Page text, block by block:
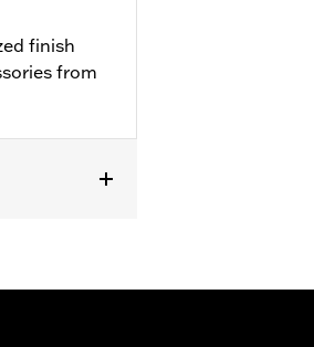
finish
from